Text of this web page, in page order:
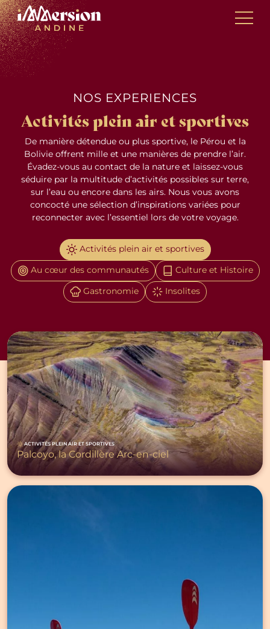
Skip
to
content
NOS EXPERIENCES
Activités plein air et sportives
De manière détendue ou plus sportive, le Pérou et la
Bolivie offrent mille et une manières de prendre l’air.
Évadez-vous au contact de la nature et laissez-vous
séduire par la multitude d’activités possibles sur terre,
sur l’eau ou encore dans les airs. Nous vous avons
concocté une sélection d’inspirations variées pour
reconnecter avec l’essentiel lors de votre voyage.
Activités plein air et sportives
Au cœur des communautés
Culture et Histoire
Gastronomie
Insolites
ACTIVITÉS PLEIN AIR ET SPORTIVES
Palcoyo, la Cordillère Arc-en-ciel
Panneau de gestion des cookies